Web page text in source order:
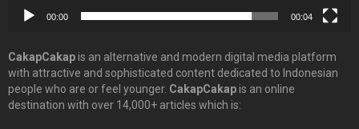
00:00 00:04
CakapCakapis an alternative and modern digital media platform
with attractive and sophisticated content dedicated to Indonesian
people who are or feel younger. CakapCakapis an online
destination with over 14,000+ articles which is: